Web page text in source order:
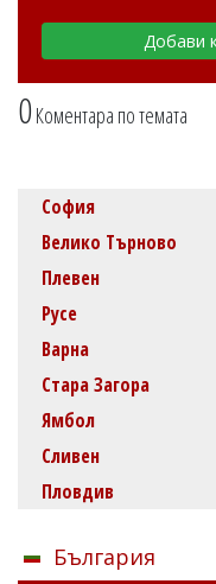
0Коментара по темата
София
Велико Търново
Плевен
Русе
Варна
Стара Загора
Ямбол
Сливен
Пловдив
България